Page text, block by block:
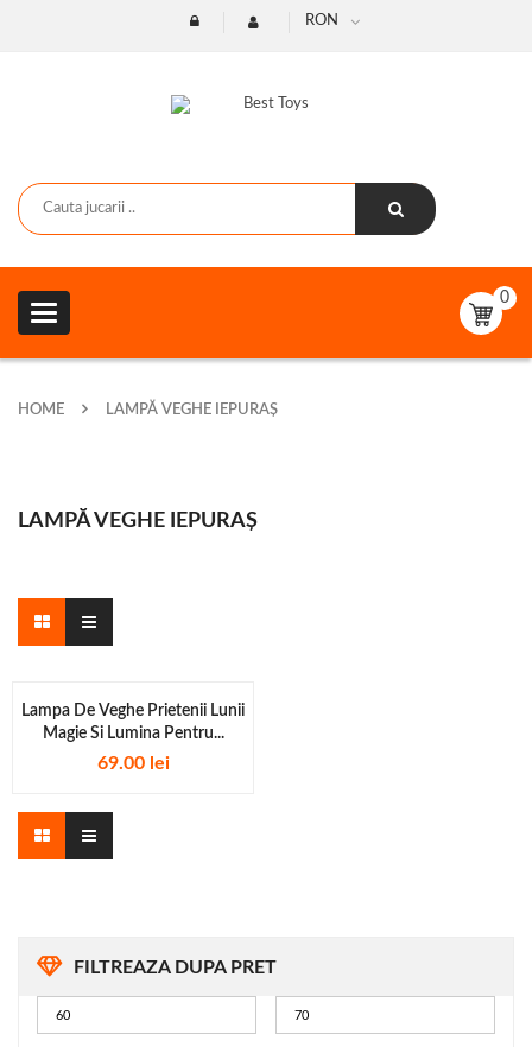
RON
Toggle
navigation
0
HOME LAMPĂ VEGHE IEPURAȘ
FILTREAZA DUPA PRET
LAMPĂ VEGHE IEPURAȘ
Lampa De Veghe Prietenii Lunii
Magie Si Lumina Pentru...
69.00 lei